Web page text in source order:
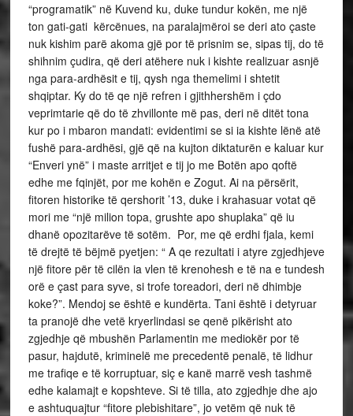
“programatik” në Kuvend ku, duke tundur kokën, me një
ton gati-gati kërcënues, na paralajmëroi se deri ato çaste
nuk kishim parë akoma gjë por të prisnim se, sipas tij, do të
shihnim çudira, që deri atëhere nuk i kishte realizuar asnjë
nga para-ardhësit e tij, qysh nga themelimi i shtetit
shqiptar. Ky do të qe një refren i gjithhershëm i çdo
veprimtarie që do të zhvillonte më pas, deri në ditët tona
kur po i mbaron mandati: evidentimi se si ia kishte lënë atë
fushë para-ardhësi, gjë që na kujton diktaturën e kaluar kur
“Enveri ynë” i maste arritjet e tij jo me Botën apo qoftë
edhe me fqinjët, por me kohën e Zogut. Ai na përsërit,
fitoren historike të qershorit ’13, duke i krahasuar votat që
mori me “një milion topa, grushte apo shuplaka” që iu
dhanë opozitarëve të sotëm. Por, me që erdhi fjala, kemi
të drejtë të bëjmë pyetjen: “ A qe rezultati i atyre zgjedhjeve
një fitore për të cilën ia vlen të krenohesh e të na e tundesh
orë e çast para syve, si trofe toreadori, deri në dhimbje
koke?”. Mendoj se është e kundërta. Tani është i detyruar
ta pranojë dhe vetë kryerlindasi se qenë pikërisht ato
zgjedhje që mbushën Parlamentin me mediokër por të
pasur, hajdutë, kriminelë me precedentë penalë, të lidhur
me trafiqe e të korruptuar, siç e kanë marrë vesh tashmë
edhe kalamajt e kopshteve. Si të tilla, ato zgjedhje dhe ajo
e ashtuquajtur “fitore plebishitare”, jo vetëm që nuk të